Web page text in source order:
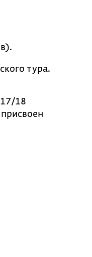
тура.
18